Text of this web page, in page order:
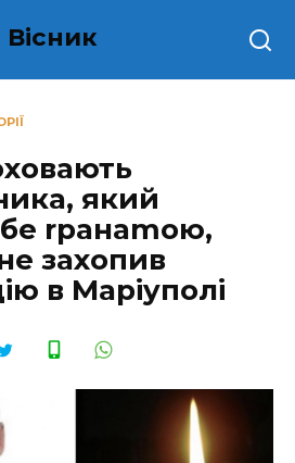
Вісник
який
rpaнamoю,
зaxoпив
в Мapiyпoлi